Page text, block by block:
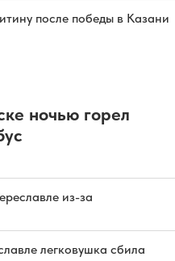
после победы в Казани
ночью горел
из-за
легковушка сбила